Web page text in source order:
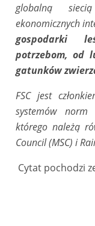
globalną
ekonomicznych
gospodarki
potrzebom, od
gatunków
FSC jest
systemów norm
którego należą
Council (MSC) i
Cytat pochodzi